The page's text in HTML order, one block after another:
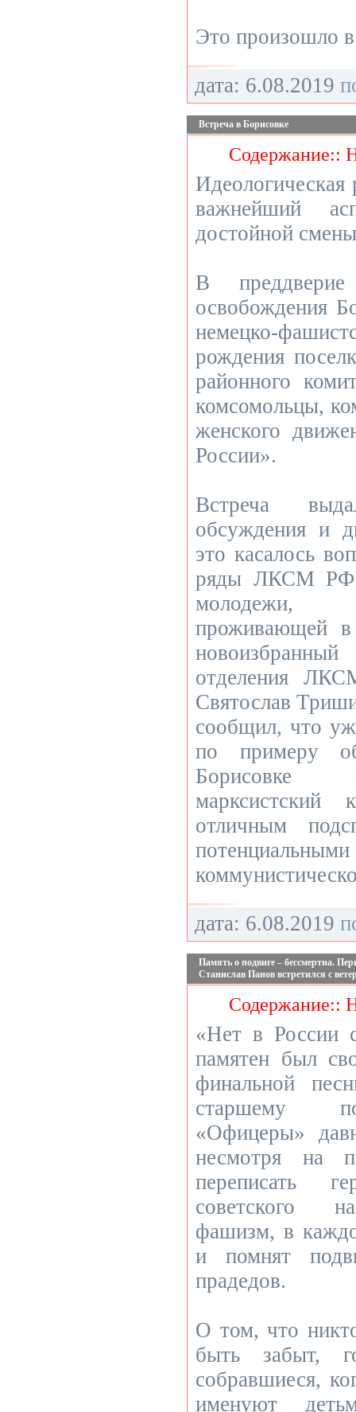
Это произошло
дата: 6.08.2019
Встреча в Борисовке
Содержание::
важнейший
достойной
В
освобождения
немецко-
рождения
районного
комсомольцы,
женского
России».
Встреча
обсуждения и
это касалось
ряды ЛКСМ РФ
молодежи,
проживающей в
отделения
Святослав
сообщил, что
по примеру
Борисовке
марксистский
отличным
дата: 6.08.2019
Память о подвиге – бессмертна.
Станислав Панов встретился с
Содержание::
«Нет в России
памятен был
финальной
старшему
«Офицеры»
несмотря на
переписать
советского
фашизм, в
и помнят
прадедов.
О том, что
быть забыт,
собравшиеся,
именуют